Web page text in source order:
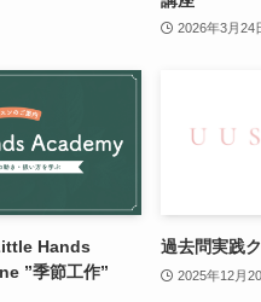
2026年3月24
Hands
”季節工作”
過去問実践
2025年12月